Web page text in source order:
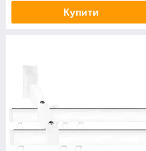
Купити